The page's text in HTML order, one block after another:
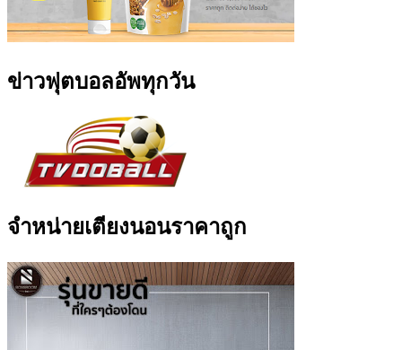
ข่าวฟุตบอลอัพทุกวัน
จำหน่ายเตียงนอนราคาถูก